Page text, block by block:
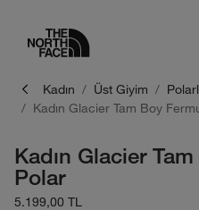
Kadın Üst Giyim
Kadın Glacier Tam Boy
Kadın Glacier
Polar
5.199,00 TL